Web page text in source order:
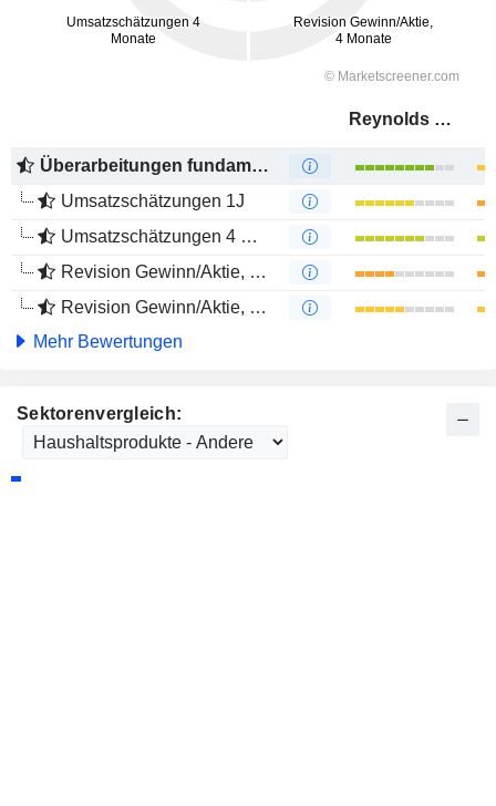
Reynolds Consumer Products Inc.
Überarbeitungen fundamentaler Schätzungen
Umsatzschätzungen 1J
Umsatzschätzungen 4 Monate
Revision Gewinn/Aktie, 1 Jahr
Revision Gewinn/Aktie, 4 Monate
Mehr Bewertungen
Sektorenvergleich: